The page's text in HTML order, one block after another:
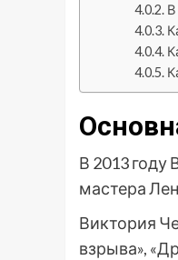
В 2013 году
мастера
Виктория
взрыва»,